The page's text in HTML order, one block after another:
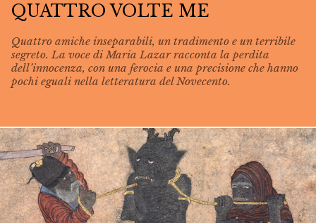
QUATTRO VOLTE ME
Quattro amiche inseparabili, un tradimento e un terribile
segreto. La voce di Maria Lazar racconta la perdita
dell’innocenza, con una ferocia e una precisione che hanno
pochi eguali nella letteratura del Novecento.